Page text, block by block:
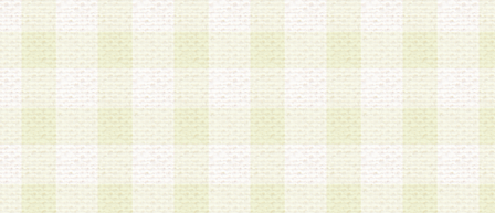
意を 得ることなく、会員個人を識別できる情報
づき選定した委託業者に対して当社の責任におい
できるものとします。な お、当社は、当該委託
契約を締結しこれを遵守させるとともに、本規約
の注意をもって当該情報を使用させるものとし ま
a.本サービスに係る謝礼、景品、調査サンプル品
b.会員からの電話、メール等の問い合わせなどへ